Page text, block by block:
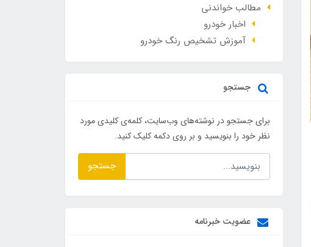
مطالب خواندنی
اخبار خودرو
آموزش تشخیص رنگ خودرو
جستجو
برای جستجو در نوشته‌های وب‌سایت، کلمه‌ی کلیدی مورد
نظر خود را بنویسید و بر روی دکمه کلیک کنید.
جستجو
عضویت خبرنامه